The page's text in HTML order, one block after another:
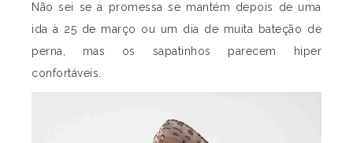
Não sei se a promessa se mantém depois de uma
ida à 25 de março ou um dia de muita bateção de
perna, mas os sapatinhos parecem hiper
confortáveis.